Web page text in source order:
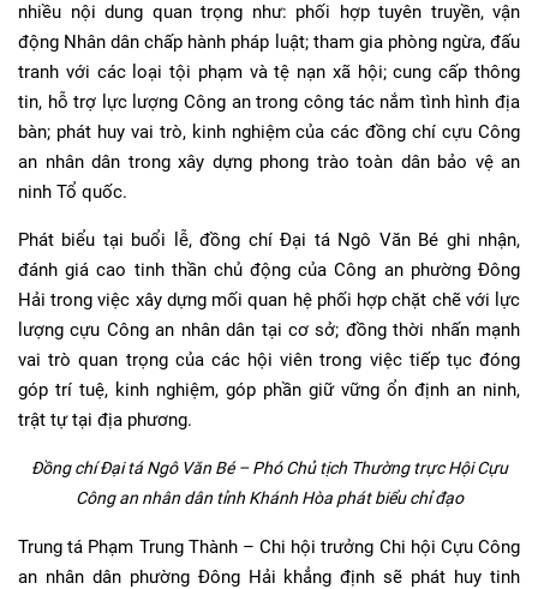
nhiều nội dung quan trọng như: phối hợp tuyên truyền, vận
động Nhân dân chấp hành pháp luật; tham gia phòng ngừa, đấu
tranh với các loại tội phạm và tệ nạn xã hội; cung cấp thông
tin, hỗ trợ lực lượng Công an trong công tác nắm tình hình địa
bàn; phát huy vai trò, kinh nghiệm của các đồng chí cựu Công
an nhân dân trong xây dựng phong trào toàn dân bảo vệ an
ninh Tổ quốc.
Phát biểu tại buổi lễ, đồng chí Đại tá Ngô Văn Bé ghi nhận,
đánh giá cao tinh thần chủ động của Công an phường Đông
Hải trong việc xây dựng mối quan hệ phối hợp chặt chẽ với lực
lượng cựu Công an nhân dân tại cơ sở; đồng thời nhấn mạnh
vai trò quan trọng của các hội viên trong việc tiếp tục đóng
góp trí tuệ, kinh nghiệm, góp phần giữ vững ổn định an ninh,
trật tự tại địa phương.
Đồng chí Đại tá Ngô Văn Bé – Phó Chủ tịch Thường trực Hội Cựu
Công an nhân dân tỉnh Khánh Hòa phát biểu chỉ đạo
Trung tá Phạm Trung Thành – Chi hội trưởng Chi hội Cựu Công
an nhân dân phường Đông Hải khẳng định sẽ phát huy tinh